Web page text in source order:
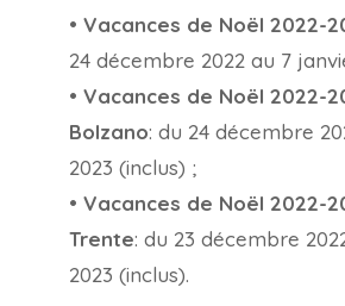
• Vacances de Noël 2022-
24 décembre 2022 au 7
• Vacances de Noël 2022-
Bolzano: du 24 décembre
2023 (inclus) ;
• Vacances de Noël 2022-
Trente: du 23 décembre
2023 (inclus).